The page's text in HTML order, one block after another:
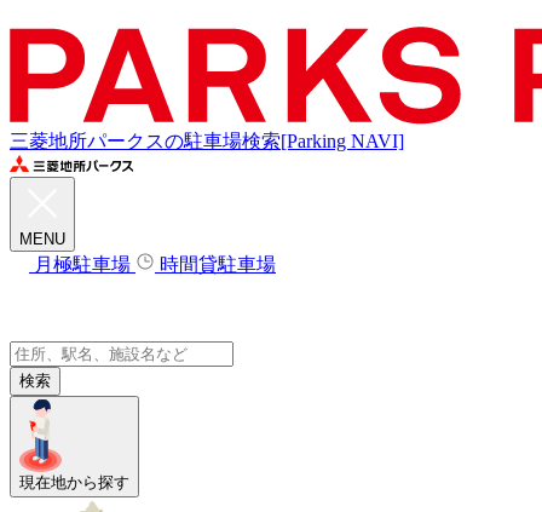
三菱地所パークスの駐車場検索[Parking NAVI]
MENU
月極駐車場 時間貸駐車場
検索
現在地から探す